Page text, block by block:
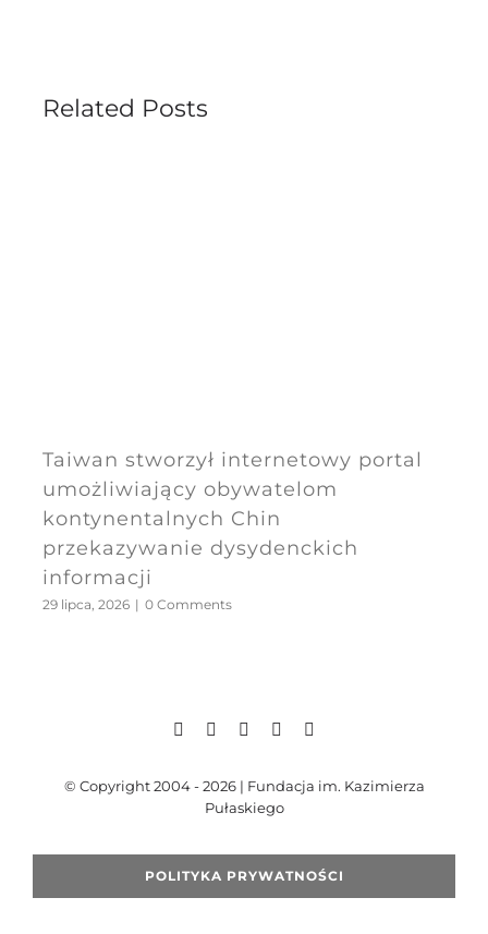
Related Posts
Taiwan stworzył internetowy portal
umożliwiający obywatelom
kontynentalnych Chin
przekazywanie dysydenckich
informacji
29 lipca, 2026 | 0 Comments
© Copyright 2004 - 2026 | Fundacja im. Kazimierza
Pułaskiego
POLITYKA PRYWATNOŚCI